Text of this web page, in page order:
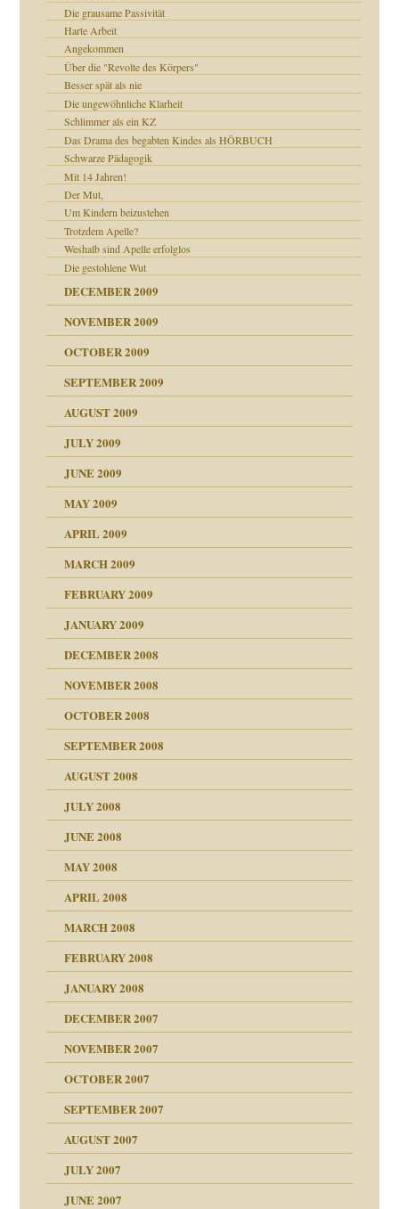
Die grausame Passivität
Harte Arbeit
Angekommen
Über die "Revolte des Körpers"
Besser spät als nie
Die ungewöhnliche Klarheit
Schlimmer als ein KZ
Das Drama des begabten Kindes als HÖRBUCH
Schwarze Pädagogik
Mit 14 Jahren!
Der Mut,
Um Kindern beizustehen
Trotzdem Apelle?
Weshalb sind Apelle erfolglos
Die gestohlene Wut
DECEMBER 2009
NOVEMBER 2009
OCTOBER 2009
SEPTEMBER 2009
AUGUST 2009
JULY 2009
JUNE 2009
MAY 2009
APRIL 2009
MARCH 2009
FEBRUARY 2009
JANUARY 2009
DECEMBER 2008
NOVEMBER 2008
OCTOBER 2008
SEPTEMBER 2008
AUGUST 2008
JULY 2008
Juni 2008
JUNE 2008
und Staat
MAY 2008
APRIL 2008
MARCH 2008
FEBRUARY 2008
in meiner
JANUARY 2008
DECEMBER 2007
NOVEMBER 2007
OCTOBER 2007
SEPTEMBER 2007
AUGUST 2007
JULY 2007
JUNE 2007